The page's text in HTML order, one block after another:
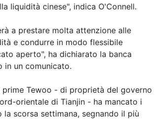
liquidità cinese", indica O'Connell.
a prestare molta attenzione alle
e condurre in modo flessibile
aperto", ha dichiarato la banca
in un comunicato.
Tewoo - di proprietà del governo
orientale di Tianjin - ha mancato i
scorsa settimana, segnando il più